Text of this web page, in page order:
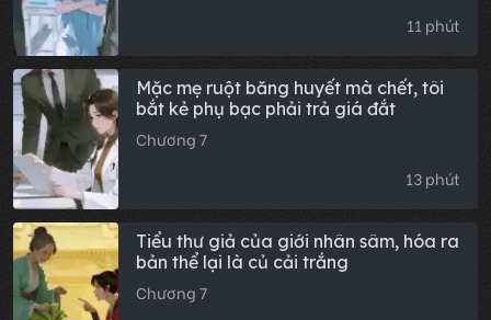
11 phút
Mặc mẹ ruột băng huyết mà chết, tôi
bắt kẻ phụ bạc phải trả giá đắt
Chương 7
13 phút
Tiểu thư giả của giới nhân sâm, hóa ra
bản thể lại là củ cải trắng
Chương 7